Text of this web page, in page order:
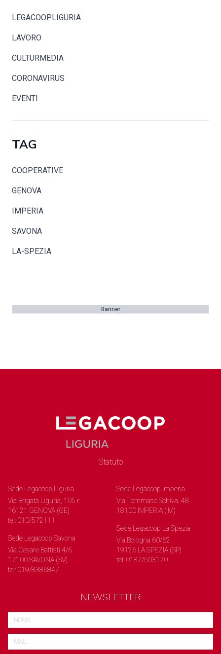
LEGACOOPLIGURIA
LAVORO
CULTURMEDIA
CORONAVIRUS
EVENTI
TAG
COOPERATIVE
GENOVA
IMPERIA
SAVONA
LA-SPEZIA
Banner
Statuto
Sede Legacoop Liguria
Via Brigata Liguria, 105 r.
16121 GENOVA (GE)
tel: 010/572111
Sede Legacoop Savona
Via Cesare Battisti 4/6
17100 SAVONA (SV)
tel: 019/8386847
Sede Legacoop Imperia
Via Tommaso Schiva, 48
18100 IMPERIA (IM)
Sede Legacoop La Spezia
Via Bologna 60/62
19126 LA SPEZIA (SP)
tel: 0187/503170
NEWSLETTER